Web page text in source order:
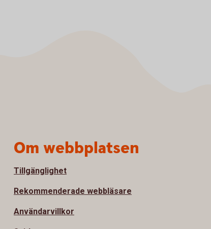
Om webbplatsen
Tillgänglighet
Rekommenderade webbläsare
Användarvillkor